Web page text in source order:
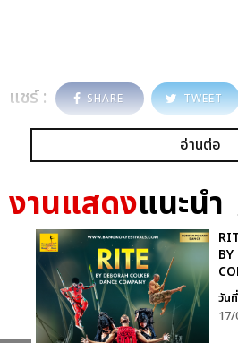
แชร์ : SHARE TWEET
อ่านต่อ
งานแสดงแนะนำ
วัน